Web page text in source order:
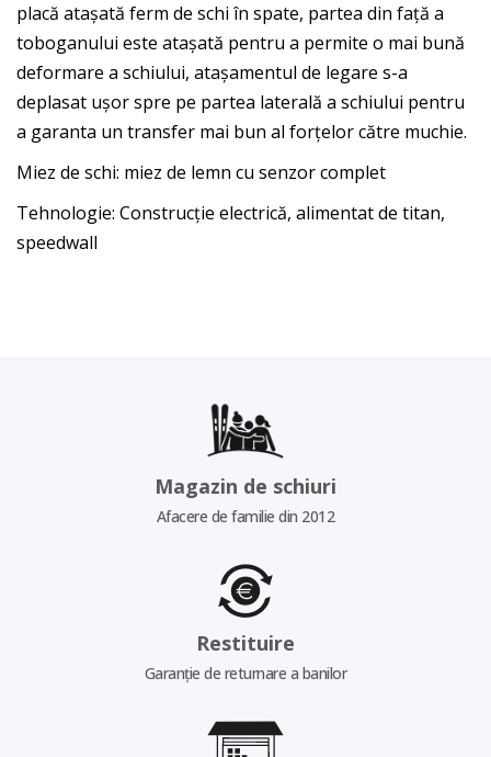
placă atașată ferm de schi în spate, partea din față a
toboganului este atașată pentru a permite o mai bună
deformare a schiului, atașamentul de legare s-a
deplasat ușor spre pe partea laterală a schiului pentru
a garanta un transfer mai bun al forțelor către muchie.
Miez de schi: miez de lemn cu senzor complet
Tehnologie: Construcție electrică, alimentat de titan,
speedwall
Magazin de schiuri
Afacere de familie din 2012
Restituire
Garanție de returnare a banilor